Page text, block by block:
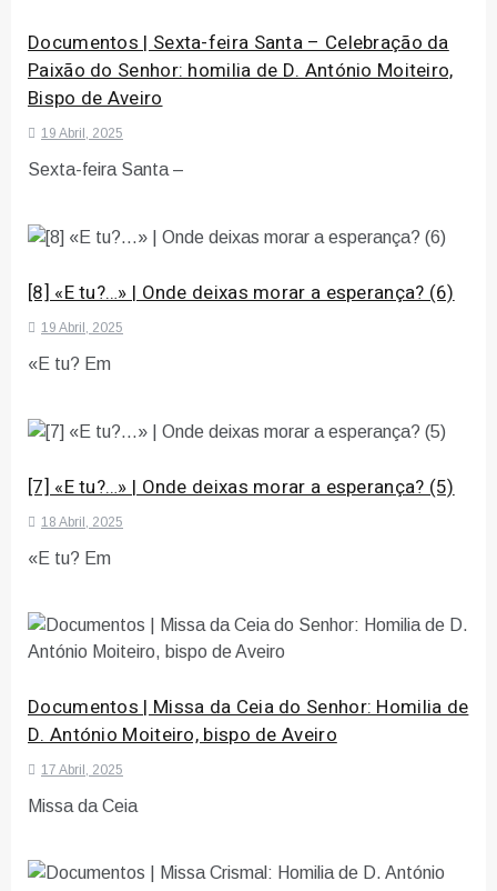
Documentos | Sexta-feira Santa – Celebração da
Paixão do Senhor: homilia de D. António Moiteiro,
Bispo de Aveiro
19 Abril, 2025
Sexta-feira Santa –
[8] «E tu?…» | Onde deixas morar a esperança? (6)
19 Abril, 2025
«E tu? Em
[7] «E tu?…» | Onde deixas morar a esperança? (5)
18 Abril, 2025
«E tu? Em
Documentos | Missa da Ceia do Senhor: Homilia de
D. António Moiteiro, bispo de Aveiro
17 Abril, 2025
Missa da Ceia